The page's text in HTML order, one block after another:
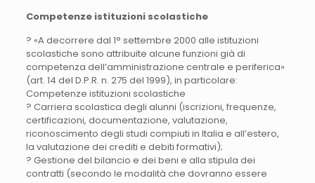
Competenze istituzioni scolastiche
? «A decorrere dal 1° settembre 2000 alle istituzioni
scolastiche sono attribuite alcune funzioni già di
competenza dell’amministrazione centrale e periferica»
(art. 14 del D.P.R. n. 275 del 1999), in particolare:
Competenze istituzioni scolastiche
? Carriera scolastica degli alunni (iscrizioni, frequenze,
certificazioni, documentazione, valutazione,
riconoscimento degli studi compiuti in Italia e all’estero,
la valutazione dei crediti e debiti formativi);
? Gestione del bilancio e dei beni e alla stipula dei
contratti (secondo le modalità che dovranno essere